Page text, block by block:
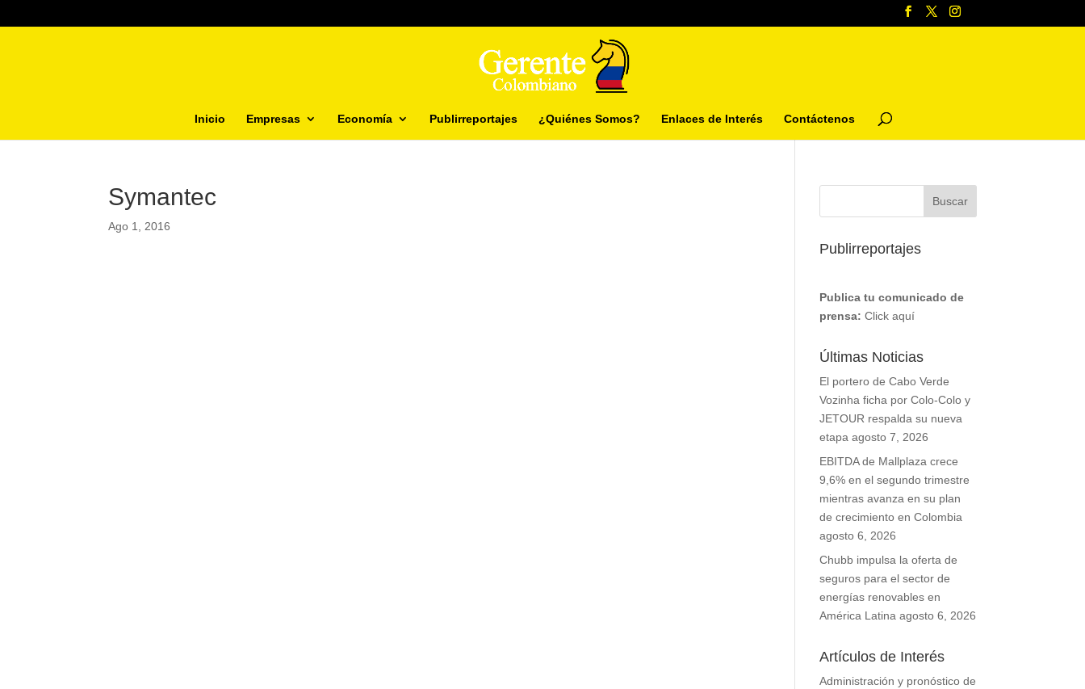
Inicio Empresas Economía Publirreportajes ¿Quiénes Somos? Enlaces de Interés Contáctenos
Symantec
Ago 1, 2016
Publirreportajes
Publica tu comunicado de
prensa: Click aquí
Últimas Noticias
El portero de Cabo Verde
Vozinha ficha por Colo-Colo y
JETOUR respalda su nueva
etapa agosto 7, 2026
EBITDA de Mallplaza crece
9,6% en el segundo trimestre
mientras avanza en su plan
de crecimiento en Colombia
agosto 6, 2026
Chubb impulsa la oferta de
seguros para el sector de
energías renovables en
América Latina agosto 6, 2026
Artículos de Interés
Administración y pronóstico de